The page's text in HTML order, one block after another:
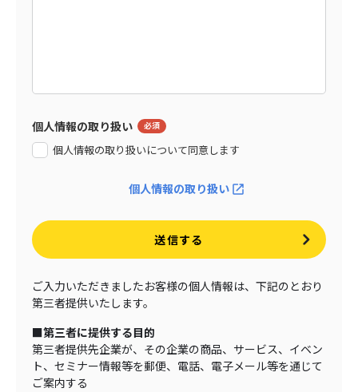
個人情報の取り扱い
個人情報の取り扱いについて同意します
個人情報の取り扱い
送信する
ご入力いただきましたお客様の個人情報は、下記のとおり
第三者提供いたします。
■第三者に提供する目的
第三者提供先企業が、その企業の商品、サービス、イベン
ト、セミナー情報等を郵便、電話、電子メール等を通じて
ご案内する